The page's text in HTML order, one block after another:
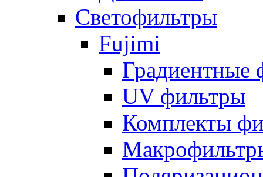
Светофильтры
Fujimi
Градиентные
UV фильтры
Комплекты